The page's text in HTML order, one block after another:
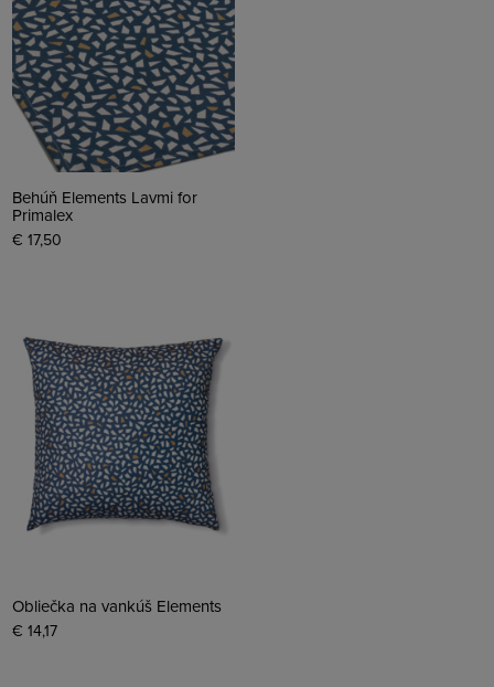
Behúň Elements Lavmi for
Primalex
€ 17,50
Obliečka na vankúš Elements
€ 14,17